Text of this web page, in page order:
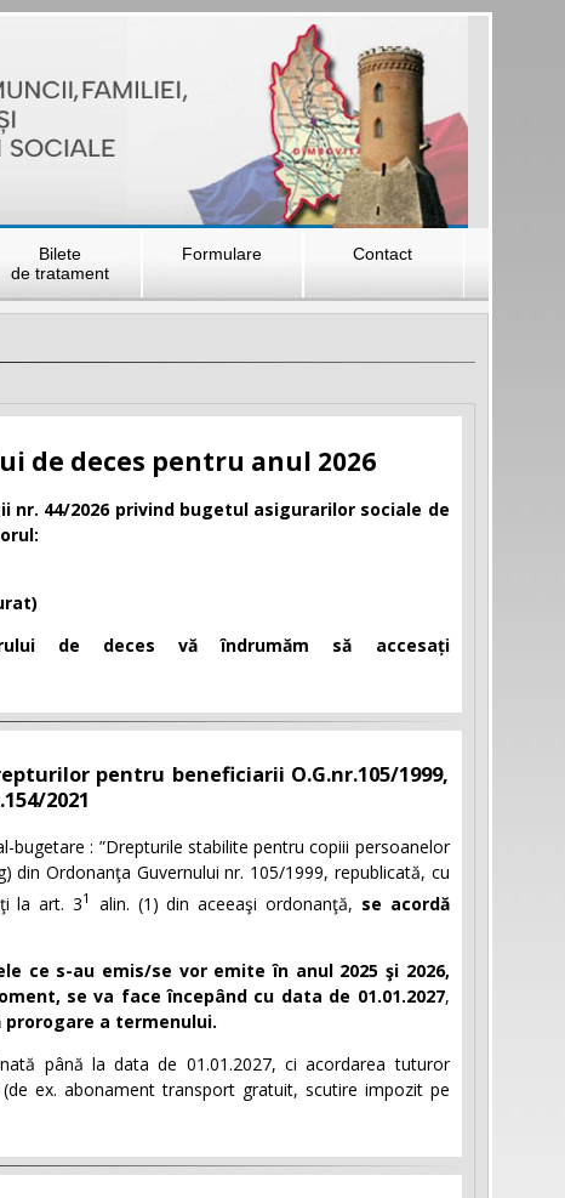
Bilete
de tratament
Formulare Contact
de deces pentru anul 2026
nr. 44/2026 privind bugetul asigurarilor sociale de
de deces vă îndrumăm să accesați
pentru beneficiarii O.G.nr.105/1999,
2021
bugetare : ”Drepturile stabilite pentru copiii persoanelor
din Ordonanţa Guvernului nr. 105/1999, republicată, cu
la art. 31 alin. (1) din aceeaşi ordonanţă, se acordă
ce s-au emis/se vor emite în anul 2025 şi 2026,
se va face începând cu data de 01.01.2027,
prorogare a termenului.
până la data de 01.01.2027, ci acordarea tuturor
ex. abonament transport gratuit, scutire impozit pe